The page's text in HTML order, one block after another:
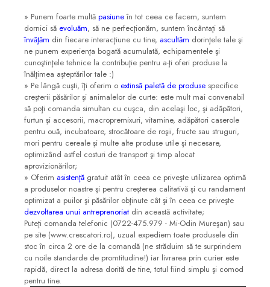
» Punem foarte multă pasiuneîn tot ceea ce facem, suntem
dornici să evoluăm, să ne perfecţionăm, suntem încântaţi să
învăţăm din fiecare interacţiune cu tine, ascultăm dorinţele tale şi
ne punem experienţa bogată acumulată, echipamentele şi
cunoştinţele tehnice la contribuţie pentru a-ţi oferi produse la
înălţimea aşteptărilor tale :)
» Pe lângă cuşti, îţi oferim o extinsă paletă de produse specifice
creşterii păsărilor şi animalelor de curte: este mult mai convenabil
să poţi comanda simultan cu cuşca, din acelaşi loc, şi adăpători,
furtun şi accesorii, macropremixuri, vitamine, adăpători caserole
pentru ouă, incubatoare, strocătoare de roşii, fructe sau struguri,
mori pentru cereale şi multe alte produse utile şi necesare,
optimizând astfel costuri de transport şi timp alocat
aprovizionărilor;
» Oferim asistenţă gratuit atât în ceea ce priveşte utilizarea optimă
a produselor noastre şi pentru creşterea calitativă şi cu randament
optimizat a puilor şi păsărilor obţinute cât şi în ceea ce priveşte
dezvoltarea unui antreprenoriat din această activitate;
Puteţi comanda telefonic (0722-475.979 - Mi-Odin Mureşan) sau
pe site (www.crescatori.ro), uzual expediem toate produsele din
stoc în circa 2 ore de la comandă (ne străduim să te surprindem
cu noile standarde de promtitudine!) iar livrarea prin curier este
rapidă, direct la adresa dorită de tine, totul fiind simplu şi comod
pentru tine.